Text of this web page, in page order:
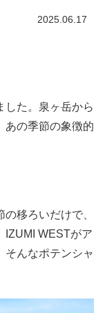
2025.06.17
した。泉ヶ岳から
あの季節の象徴的
移ろいだけで、
IZUMI WESTがア
そんなポテンシャ